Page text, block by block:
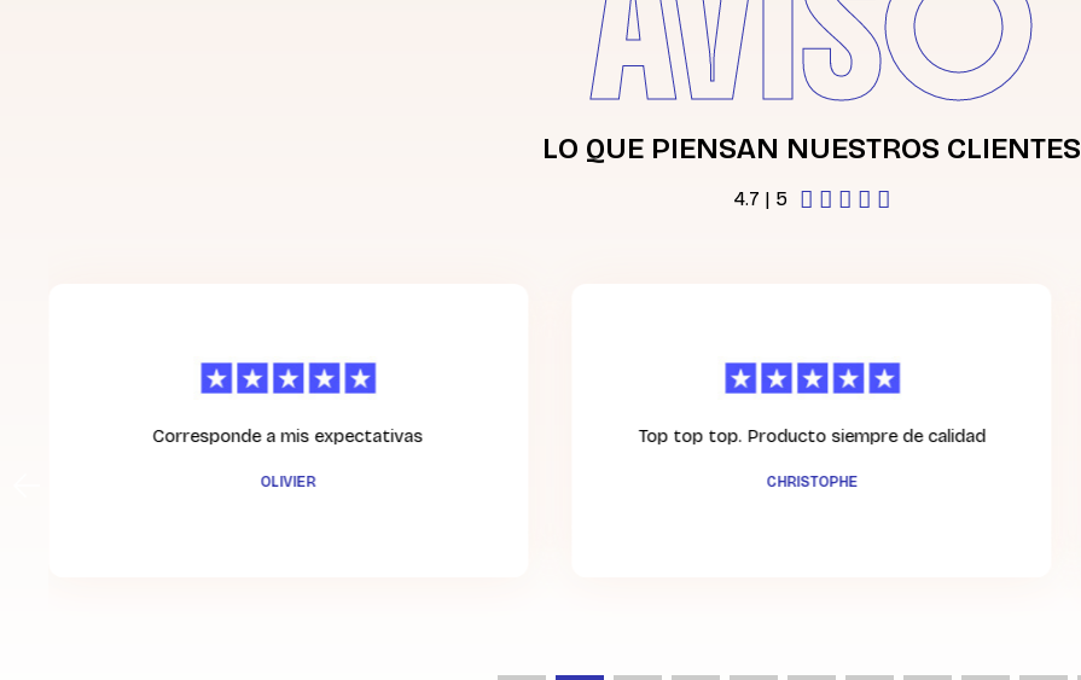
LO QUE PIENSAN NUESTROS CLIENTES
4.7 | 5     
Corresponde a mis expectativas
OLIVIER
Top top top. Producto siempre de calidad
CHRISTOPHE